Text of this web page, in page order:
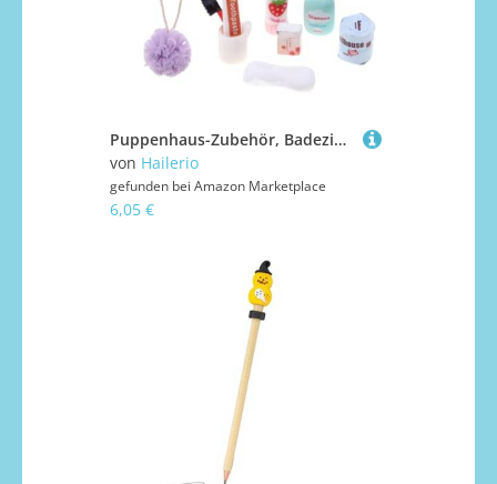
Puppenhaus-Zubehör, Badezimmer, Puppenhaus-Zubehör, 1:12 – Haartrockner, Zahnbürste, Zahnpasta, Kamm-Set für Badezimmer-Dekoration
von Hailerio
gefunden bei Amazon Marketplace
6,05 €